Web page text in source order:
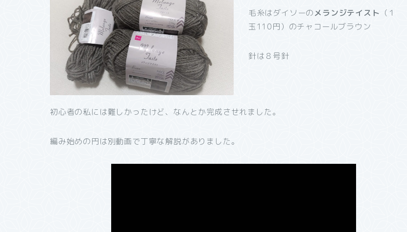
毛糸はダイソーのメランジテイスト （１
玉110円）のチャコールブラウン
針は８号針
初心者の私には難しかったけど、なんとか完成させれました。
編み始めの円は別動画で丁寧な解説がありました。